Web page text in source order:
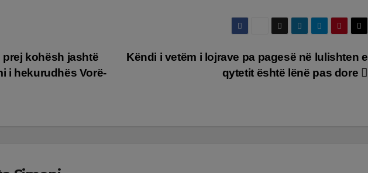
Këndi i vetëm i lojrave pa pagesë në lulishten e
qytetit është lënë pas dore
kohësh jashtë
i hekurudhës Vorë-